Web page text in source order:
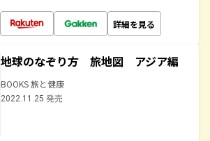
詳細を見る
地球のなぞり方 旅地図 アジア編
BOOKS 旅と健康
2022.11.25 発売